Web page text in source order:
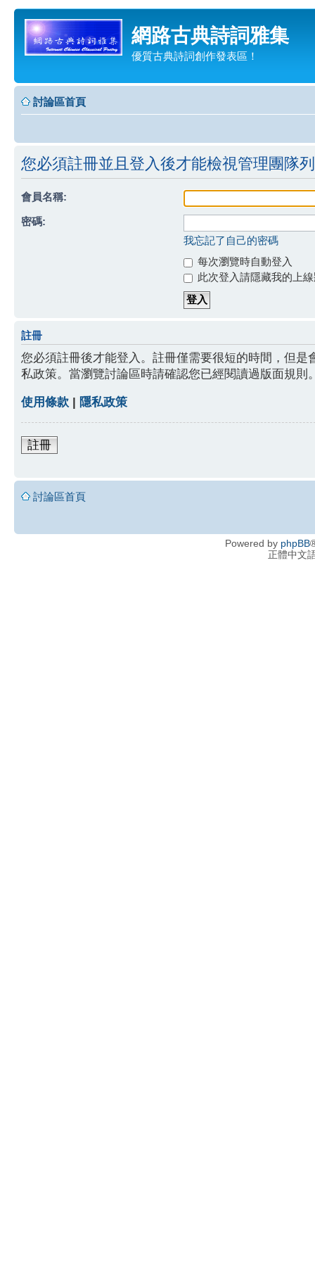
網路古典詩詞雅集
優質古典詩詞創作發表區！
討論區首頁
您必須註冊並且登入後才能檢視管理團隊
會員名稱:
密碼:
我忘記了自己的密碼
每次瀏覽時自動登入
此次登入請隱藏我的上
註冊
您必須註冊後才能登入。註冊僅需要很短的時間，但
私政策。當瀏覽討論區時請確認您已經閱讀過版面規則
使用條款 | 隱私政策
註冊
討論區首頁
Powered by phpBB
正體中文